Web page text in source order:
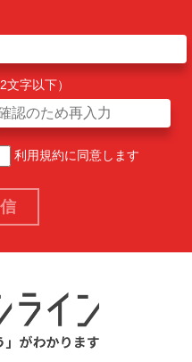
字以下）
利用規約に同意します